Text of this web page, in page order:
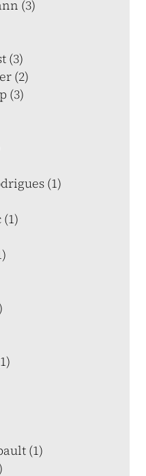
(3)
(3)
(2)
(3)
(1)
(1)